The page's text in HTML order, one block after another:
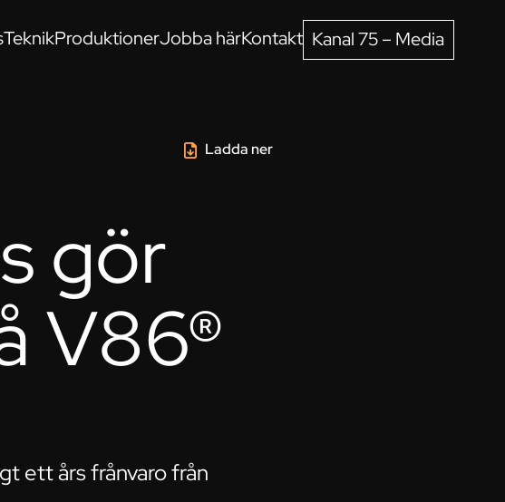
TeknikProduktionerJobba härKontakt Kanal 75 – Media
Ladda ner
gör
V86®
ett års frånvaro från